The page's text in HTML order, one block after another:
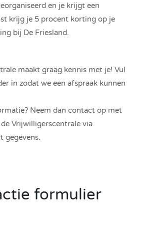
en je krijgt een
krijg je 5 procent korting op je
bij De Friesland.
maakt graag kennis met je! Vul
in zodat we een afspraak kunnen
Neem dan contact op met
Vrijwilligerscentrale via
gegevens.
formulier